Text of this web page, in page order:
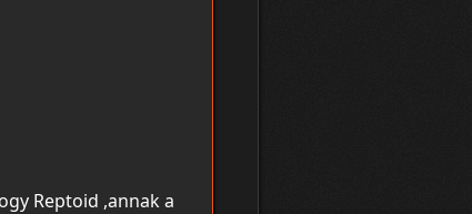
Reptoid ,annak a